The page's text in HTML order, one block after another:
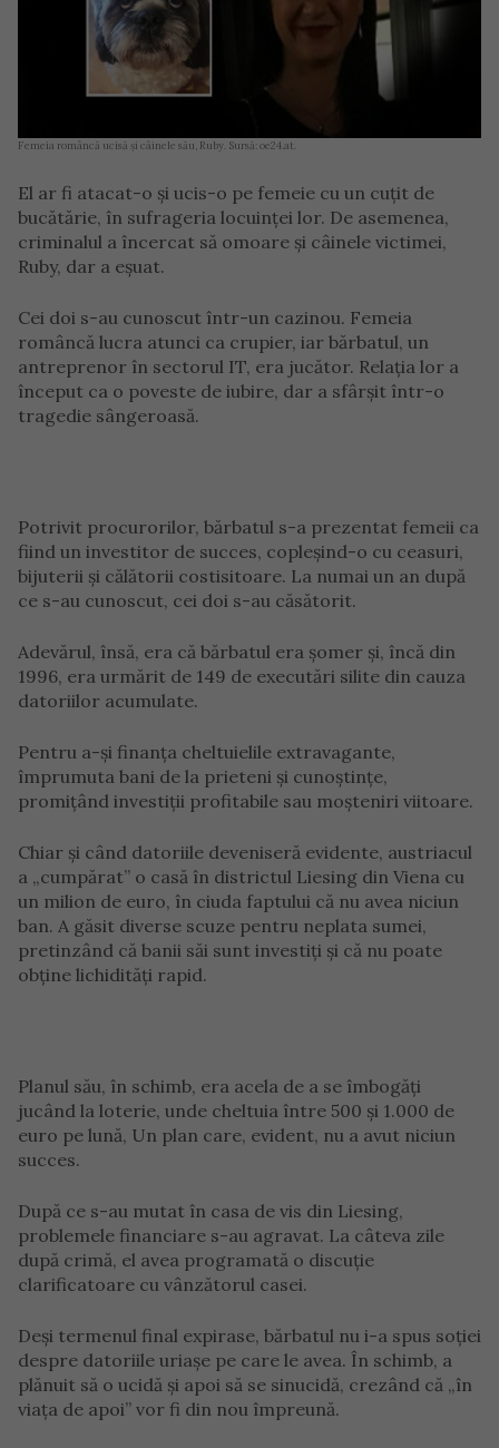
Femeia româncă ucisă și câinele său, Ruby. Sursă: oe24.at.
El ar fi atacat-o și ucis-o pe femeie cu un cuțit de
bucătărie, în sufrageria locuinței lor. De asemenea,
criminalul a încercat să omoare și câinele victimei,
Ruby, dar a eșuat.
Cei doi s-au cunoscut într-un cazinou. Femeia
româncă lucra atunci ca crupier, iar bărbatul, un
antreprenor în sectorul IT, era jucător. Relația lor a
început ca o poveste de iubire, dar a sfârșit într-o
tragedie sângeroasă.
Potrivit procurorilor, bărbatul s-a prezentat femeii ca
fiind un investitor de succes, copleșind-o cu ceasuri,
bijuterii și călătorii costisitoare. La numai un an după
ce s-au cunoscut, cei doi s-au căsătorit.
Adevărul, însă, era că bărbatul era șomer și, încă din
1996, era urmărit de 149 de executări silite din cauza
datoriilor acumulate.
Pentru a-și finanța cheltuielile extravagante,
împrumuta bani de la prieteni și cunoștințe,
promițând investiții profitabile sau moșteniri viitoare.
Chiar și când datoriile deveniseră evidente, austriacul
a „cumpărat” o casă în districtul Liesing din Viena cu
un milion de euro, în ciuda faptului că nu avea niciun
ban. A găsit diverse scuze pentru neplata sumei,
pretinzând că banii săi sunt investiți și că nu poate
obține lichidități rapid.
Planul său, în schimb, era acela de a se îmbogăți
jucând la loterie, unde cheltuia între 500 și 1.000 de
euro pe lună, Un plan care, evident, nu a avut niciun
succes.
După ce s-au mutat în casa de vis din Liesing,
problemele financiare s-au agravat. La câteva zile
după crimă, el avea programată o discuție
clarificatoare cu vânzătorul casei.
Deși termenul final expirase, bărbatul nu i-a spus soției
despre datoriile uriașe pe care le avea. În schimb, a
plănuit să o ucidă și apoi să se sinucidă, crezând că „în
viața de apoi” vor fi din nou împreună.